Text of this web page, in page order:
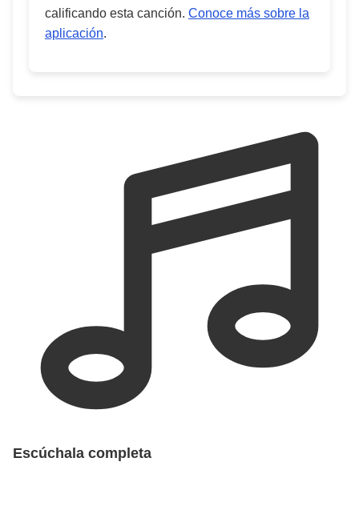
calificando esta canción. Conoce más sobre la
aplicación.
Escúchala completa